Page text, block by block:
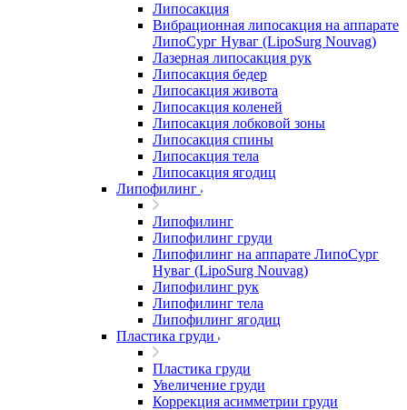
Липосакция
Вибрационная липосакция на аппарате
ЛипоСург Нуваг (LipoSurg Nouvag)
Лазерная липосакция рук
Липосакция бедер
Липосакция живота
Липосакция коленей
Липосакция лобковой зоны
Липосакция спины
Липосакция тела
Липосакция ягодиц
Липофилинг
Липофилинг
Липофилинг груди
Липофилинг на аппарате ЛипоСург
Нуваг (LipoSurg Nouvag)
Липофилинг рук
Липофилинг тела
Липофилинг ягодиц
Пластика груди
Пластика груди
Увеличение груди
Коррекция асимметрии груди